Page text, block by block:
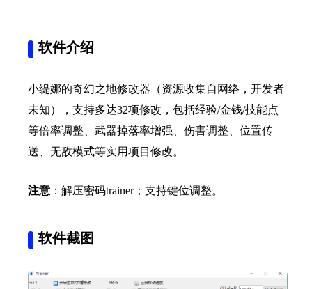
软件介绍
小缇娜的奇幻之地修改器（资源收集自网络，开发者
未知），支持多达32项修改，包括经验/金钱/技能点
等倍率调整、武器掉落率增强、伤害调整、位置传
送、无敌模式等实用项目修改。
注意 ：解压密码trainer；支持键位调整。
软件截图